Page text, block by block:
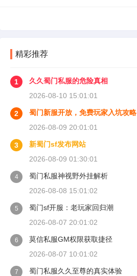
精彩推荐
1
久久蜀门私服的危险真相
2026-08-10 15:01:01
2
蜀门新服开放，免费玩家入坑攻略
2026-08-09 20:01:01
3
新蜀门sf发布网站
2026-08-09 01:30:01
4
蜀门私服神视野外挂解析
2026-08-08 15:01:02
5
蜀门sf开服：老玩家回归潮
2026-08-07 20:01:02
6
莫信私服GM权限获取捷径
2026-08-07 10:01:02
7
蜀门私服久久至尊的真实体验